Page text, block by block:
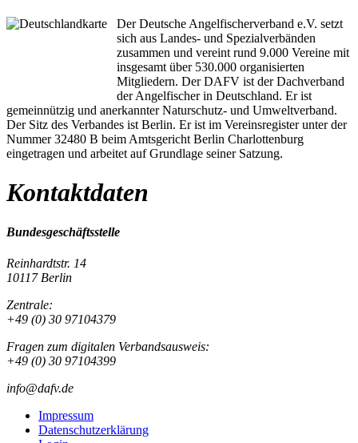
Der Deutsche Angelfischerverband e.V. setzt
sich aus Landes- und Spezialverbänden
zusammen und vereint rund 9.000 Vereine mit
insgesamt über 530.000 organisierten
Mitgliedern. Der DAFV ist der Dachverband
der Angelfischer in Deutschland. Er ist
gemeinnützig und anerkannter Naturschutz- und Umweltverband.
Der Sitz des Verbandes ist Berlin. Er ist im Vereinsregister unter der
Nummer 32480 B beim Amtsgericht Berlin Charlottenburg
eingetragen und arbeitet auf Grundlage seiner Satzung.
Kontaktdaten
Bundesgeschäftsstelle
Reinhardtstr. 14
10117 Berlin
Zentrale:
+49 (0) 30 97104379
Fragen zum digitalen Verbandsausweis:
+49 (0) 30 97104399
info@dafv.de
Impressum
Datenschutzerklärung